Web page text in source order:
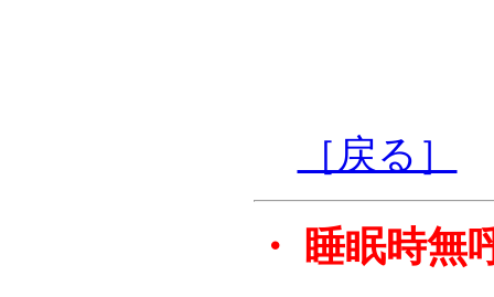
［戻る］
・ 睡眠時無